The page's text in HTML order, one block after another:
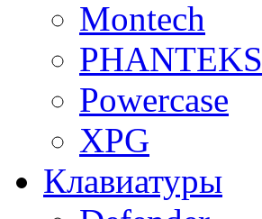
Montech
PHANTEKS
Powercase
XPG
Клавиатуры